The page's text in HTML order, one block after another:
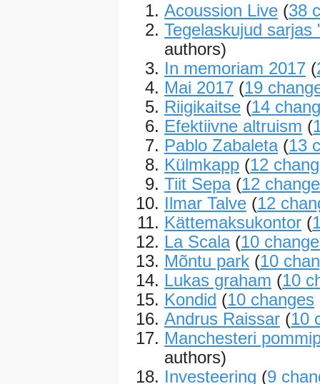
Acoussion Live (38
Tegelaskujud sarjas
authors)
In memoriam 2017 (
Mai 2017 (19
Riigikaitse (14
Efektiivne altruism (
Pablo Zabaleta (13
Külmkapp (12
Tiit Sepa (12
Ilmar Talve (12
Kättemaksukontor (
La Scala (10
Mõntu park (10
Lukas graham (10
Kondid (10 changes
Andrus Raissar (10
Manchesteri
authors)
Investeering (9